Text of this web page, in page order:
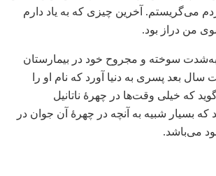
می‌گریستم. آخرین چیزی که به یاد دارم
من دراز بود.
به‌شدت سوخته و مجروح خود در بیمارستان
بعد پسری به دنیا آورد که نام او را
که خیلی وقت‌ها در چهرۀ ناتانیل
که بسیار شبیه به آنچه در چهرۀ آن جوان در
می‌باشد.